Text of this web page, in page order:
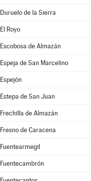
Duruelo de la Sierra
El Royo
Escobosa de Almazán
Espeja de San Marcelino
Espejón
Estepa de San Juan
Frechilla de Almazán
Fresno de Caracena
Fuentearmegil
Fuentecambrón